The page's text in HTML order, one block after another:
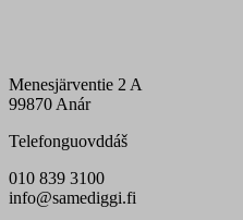
Menesjärventie 2 A
99870 Anár
Telefonguovddáš
010 839 3100
info@samediggi.fi